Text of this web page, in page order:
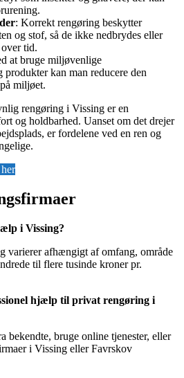
: Korrekt rengøring beskytter
og stof, så de ikke nedbrydes eller
tid.
at bruge miljøvenlige
produkter kan man reducere den
miljøet.
rengøring i Vissing er en
og holdbarhed. Uanset om det drejer
er fordelene ved en ren og
i Vissing?
varierer afhængigt af omfang, område
til flere tusinde kroner pr.
hjælp til privat rengøring i
bekendte, bruge online tjenester, eller
i Vissing eller Favrskov